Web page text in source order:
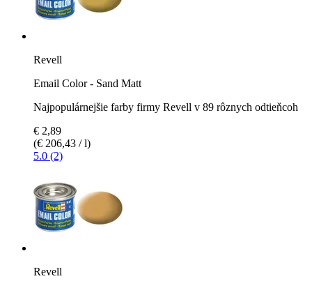
Revell
Email Color - Sand Matt
Najpopulárnejšie farby firmy Revell v 89 rôznych odtieňcoh
€ 2,89
(€ 206,43 / l)
5.0 (2)
Revell